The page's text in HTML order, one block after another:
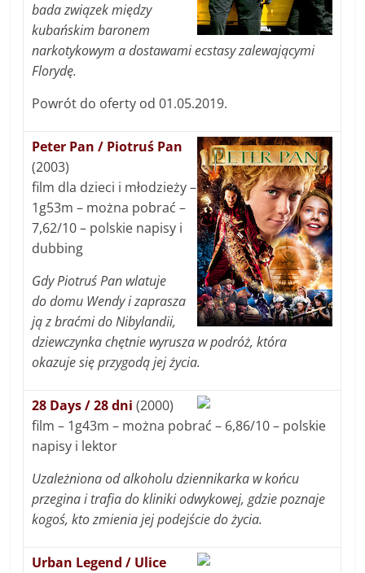
bada związek między
kubańskim baronem
narkotykowym a dostawami ecstasy zalewającymi
Florydę.
Powrót do oferty od 01.05.2019.
Peter Pan / Piotruś Pan
(2003)
film dla dzieci i młodzieży –
1g53m – można pobrać –
7,62/10 – polskie napisy i
dubbing
Gdy Piotruś Pan wlatuje
do domu Wendy i zaprasza
ją z braćmi do Nibylandii,
dziewczynka chętnie wyrusza w podróż, która
okazuje się przygodą jej życia.
28 Days / 28 dni (2000)
film – 1g43m – można pobrać – 6,86/10 – polskie
napisy i lektor
Uzależniona od alkoholu dziennikarka w końcu
przegina i trafia do kliniki odwykowej, gdzie poznaje
kogoś, kto zmienia jej podejście do życia.
Urban Legend / Ulice